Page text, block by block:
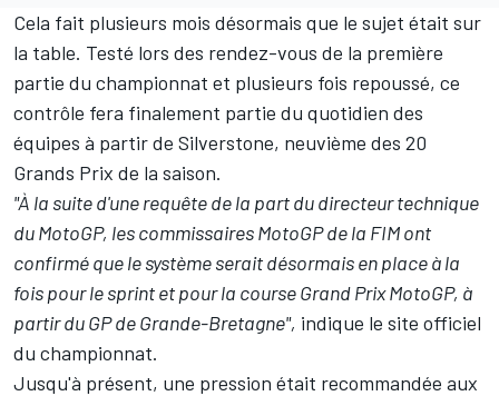
Cela fait plusieurs mois désormais que le sujet était sur
la table. Testé lors des rendez-vous de la première
partie du championnat et plusieurs fois repoussé, ce
contrôle fera finalement partie du quotidien des
équipes à partir de Silverstone, neuvième des 20
Grands Prix de la saison.
"À la suite d'une requête de la part du directeur technique
du MotoGP, les commissaires MotoGP de la FIM ont
confirmé que le système serait désormais en place à la
fois pour le sprint et pour la course Grand Prix MotoGP, à
partir du GP de Grande-Bretagne", indique le site officiel
du championnat.
Jusqu'à présent, une pression était recommandée aux